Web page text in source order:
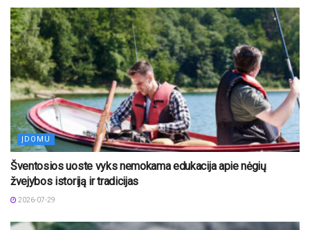
ĮDOMU
Šventosios uoste vyks nemokama edukacija apie nėgių
žvejybos istoriją ir tradicijas
2026-07-29